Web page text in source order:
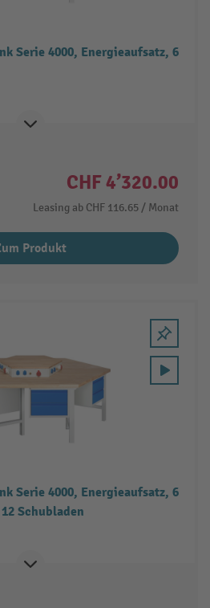
Serie 4000, Energieaufsatz, 6
CHF 4’320.00
Leasing ab CHF 116.65 / Monat
Produkt
Serie 4000, Energieaufsatz, 6
Schubladen